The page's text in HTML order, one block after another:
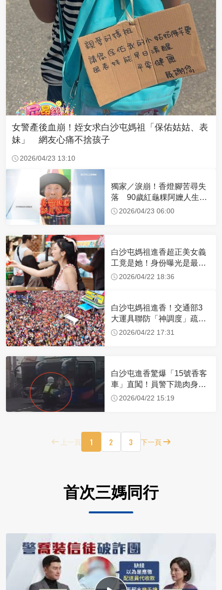
女警產後血崩！姪女求白沙屯媽祖「保佑姑姑、表
妹」 網友心痛不捨孩子
2026/04/23 13:10
獨家／淚崩！香燈腳苦尋失
落 90歲紅龜粿阿嬤人生謝
幕2026/04/23 06:00
白沙屯媽祖進香超正美女義
工竟是她！身份曝光是最美
禮生 一輩子不結婚
2026/04/22 18:36
白沙屯媽祖進香！交通部3
大運具聯防「神調度」疏運
32.1萬創新高
2026/04/22 17:31
白沙屯進香驚爆「15號香客
車」直闖！員警下跪肉身擋
車：讓行人先過
2026/04/22 15:19
上一頁 1 2 3 下一頁
首次三媽同行